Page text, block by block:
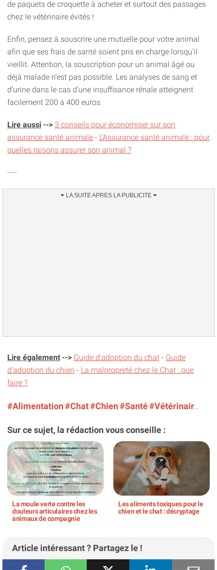
de paquets de croquette à acheter et surtout des passages
chez le vétérinaire évités !
Enfin, pensez à souscrire une mutuelle pour votre animal
afin que ses frais de santé soient pris en charge lorsqu’il
vieillit. Attention, la souscription pour un animal âgé ou
déjà malade n’est pas possible. Les analyses de sang et
d’urine dans le cas d’une insuffisance rénale atteignent
facilement 200 à 400 euros.
Lire aussi --> 3 conseils pour économiser sur son
assurance santé animale - L'Assurance santé animale : pour
quelles raisons assurer son animal ?
----
Lire également --> Guide d'adoption du chat - Guide
d'adoption du chien - La malpropreté chez le Chat : que
faire ?
#Alimentation#Chat#Chien#Santé#Vétérinaire
Sur ce sujet, la rédaction vous conseille :
La moule verte contre les
douleurs articulaires chez les
animaux de compagnie
Les aliments toxiques pour le
chien et le chat : décryptage
Article intéressant ? Partagez le !